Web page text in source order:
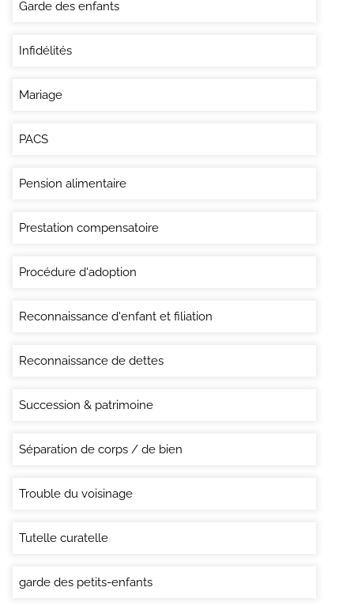
Garde des enfants
Infidélités
Mariage
PACS
Pension alimentaire
Prestation compensatoire
Procédure d'adoption
Reconnaissance d'enfant et filiation
Reconnaissance de dettes
Succession & patrimoine
Séparation de corps / de bien
Trouble du voisinage
Tutelle curatelle
garde des petits-enfants